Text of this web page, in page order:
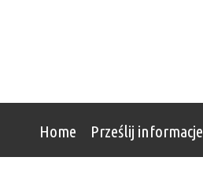
Home Prześlij informacje